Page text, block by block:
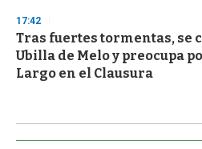
17:42
Tras fuertes tormentas, se
Ubilla de Melo y preocupa
Largo en el Clausura